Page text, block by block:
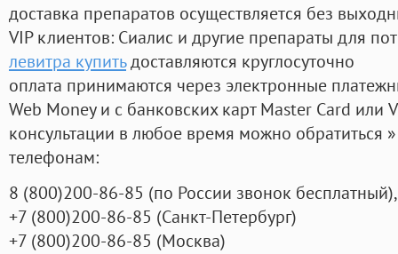
доставка препаратов осуществляется без
VIP клиентов: Сиалис и другие препараты для
левитра купитьдоставляются круглосуточно
оплата принимаются через электронные
Web Money и с банковских карт Master Card или
консультации в любое время можно обратиться
телефонам:
8 (800)200-86-85 (по России звонок бесплатный),
+7 (800)200-86-85 (Санкт-Петербург)
+7 (800)200-86-85 (Москва)